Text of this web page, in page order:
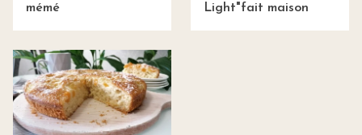
mémé
Light"fait maison